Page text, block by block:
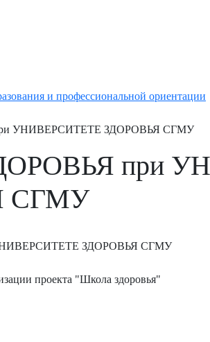
и профессиональной ориентации
УНИВЕРСИТЕТЕ ЗДОРОВЬЯ СГМУ
при
СГМУ
ЗДОРОВЬЯ СГМУ
проекта "Школа здоровья"